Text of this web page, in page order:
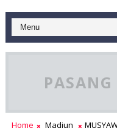
Home Madiun